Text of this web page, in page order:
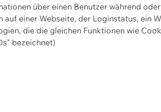
über einen Benutzer während
einer Webseite, der Loginstatus, ein
die die gleichen Funktionen wie
bezeichnet)